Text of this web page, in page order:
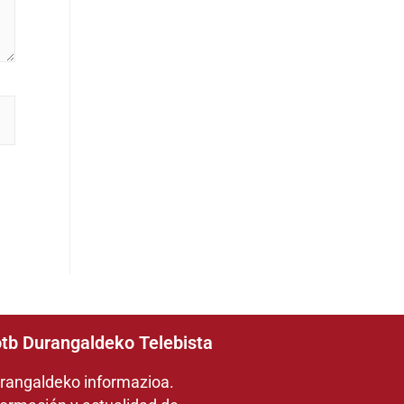
Durangaldeko Telebista
informazioa.